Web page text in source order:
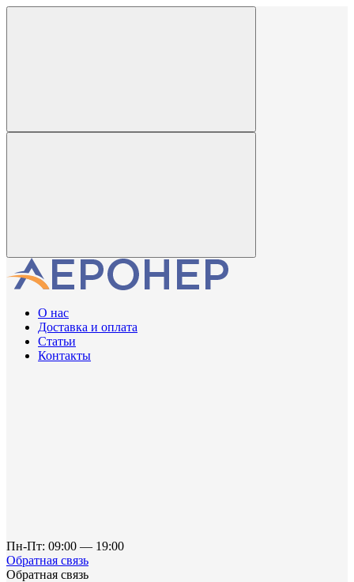
О нас
Доставка и оплата
Статьи
Контакты
Пн-Пт: 09:00 — 19:00
Обратная связь
Обратная связь